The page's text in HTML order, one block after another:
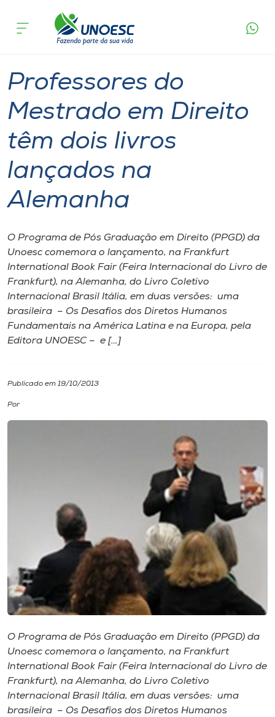
Cursos
Pesquisa
Atendimento ao Estudante
Portal de Ensino
Internacionalização
I.nova
Diplomados
Museu
Unoesc
Store
Selecione
o idioma
acontece
Professores do
Mestrado em Direito
têm dois livros
lançados na
Alemanha
O Programa de Pós Graduação em Direito (PPGD) da
Unoesc comemora o lançamento, na Frankfurt
International Book Fair (Feira Internacional do Livro de
Frankfurt), na Alemanha, do Livro Coletivo
Internacional Brasil Itália, em duas versões: uma
brasileira – Os Desafios dos Diretos Humanos
Fundamentais na América Latina e na Europa, pela
Editora UNOESC – e […]
Publicado em 19/10/2013
Por
O Programa de Pós Graduação em Direito (PPGD) da
Unoesc comemora o lançamento, na Frankfurt
International Book Fair (Feira Internacional do Livro de
Frankfurt), na Alemanha, do Livro Coletivo
Internacional Brasil Itália, em duas versões: uma
brasileira – Os Desafios dos Diretos Humanos